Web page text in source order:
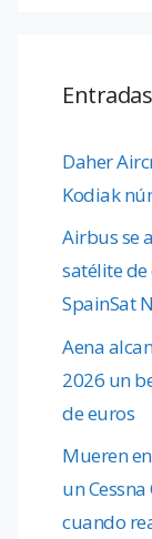
Daher
Kodiak
Airbus se
satélite
SpainSat
Aena
2026 un
de euros
Mueren
un
cuando